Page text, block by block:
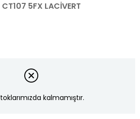
5FX LACİVERT
kalmamıştır.